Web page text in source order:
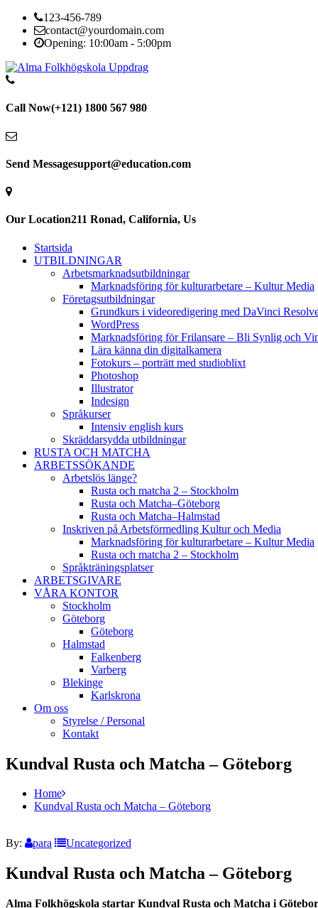
123-456-789
contact@yourdomain.com
Opening: 10:00am - 5:00pm
Call Now(+121) 1800 567 980
Send Messagesupport@education.com
Our Location211 Ronad, California, Us
Startsida
UTBILDNINGAR
Arbetsmarknadsutbildningar
Marknadsföring för kulturarbetare – Kultur Media
Företagsutbildningar
Grundkurs i videoredigering med DaVinci
WordPress
Marknadsföring för Frilansare – Bli Synlig och
Lära känna din digitalkamera
Fotokurs – porträtt med studioblixt
Photoshop
Illustrator
Indesign
Språkurser
Intensiv english kurs
Skräddarsydda utbildningar
RUSTA OCH MATCHA
ARBETSSÖKANDE
Arbetslös länge?
Rusta och matcha 2 – Stockholm
Rusta och Matcha–Göteborg
Rusta och Matcha–Halmstad
Inskriven på Arbetsförmedling Kultur och Media
Marknadsföring för kulturarbetare – Kultur Media
Rusta och matcha 2 – Stockholm
Språkträningsplatser
ARBETSGIVARE
VÅRA KONTOR
Stockholm
Göteborg
Göteborg
Halmstad
Falkenberg
Varberg
Blekinge
Karlskrona
Om oss
Styrelse / Personal
Kontakt
Kundval Rusta och Matcha – Göteborg
Home
Kundval Rusta och Matcha – Göteborg
By: para Uncategorized
Kundval Rusta och Matcha – Göteborg
Alma Folkhögskola startar Kundval Rusta och Matcha i